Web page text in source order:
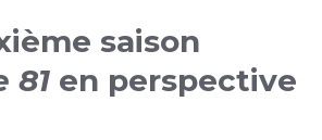
saison
81 en perspective